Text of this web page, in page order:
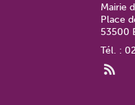
Mairie
Place
53500
Tél. :